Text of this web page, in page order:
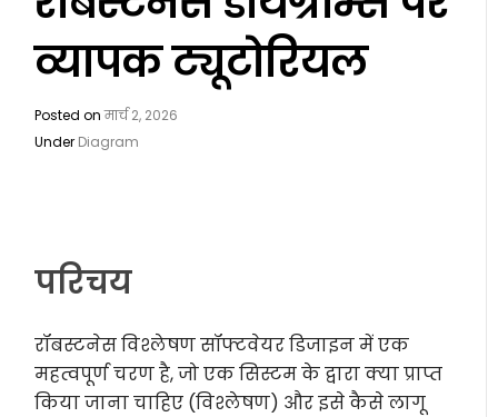
व्यापक ट्यूटोरियल
Posted onमार्च 2, 2026
Under Diagram
परिचय
रॉबस्टनेस विश्लेषण सॉफ्टवेयर डिजाइन में एक
महत्वपूर्ण चरण है, जो एक सिस्टम के द्वारा क्या प्राप्त
किया जाना चाहिए (विश्लेषण) और इसे कैसे लागू